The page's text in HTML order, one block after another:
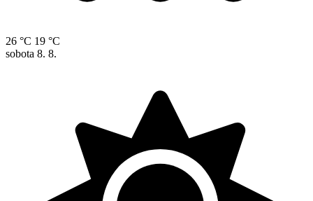
26 °C 19 °C
sobota 8. 8.